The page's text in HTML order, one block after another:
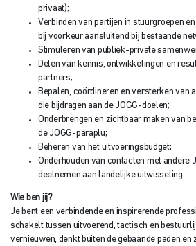
privaat);
Verbinden van partijen in stuurgroepen
bij voorkeur aansluitend bij bestaande
Stimuleren van publiek-private
Delen van kennis, ontwikkelingen en
partners;
Bepalen, coördineren en versterken van
die bijdragen aan de JOGG-doelen;
Onderbrengen en zichtbaar maken van
de JOGG-paraplu;
Beheren van het uitvoeringsbudget;
Onderhouden van contacten met andere
deelnemen aan landelijke uitwisseling.
Wie ben jij?
Je bent een verbindende en inspirerende
schakelt tussen uitvoerend, tactisch en
vernieuwen, denkt buiten de gebaande paden en